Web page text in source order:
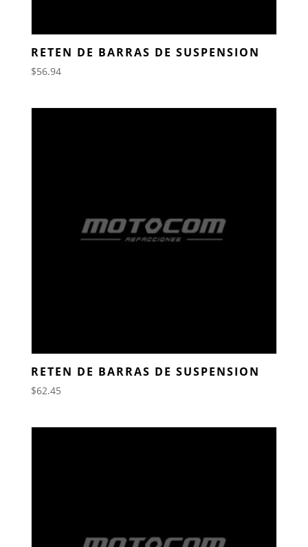
RETEN DE BARRAS DE SUSPENSION
$56.94
RETEN DE BARRAS DE SUSPENSION
$62.45